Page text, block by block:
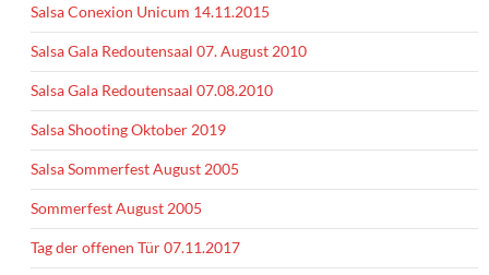
Salsa Conexion Unicum 14.11.2015
Salsa Gala Redoutensaal 07. August 2010
Salsa Gala Redoutensaal 07.08.2010
Salsa Shooting Oktober 2019
Salsa Sommerfest August 2005
Sommerfest August 2005
Tag der offenen Tür 07.11.2017